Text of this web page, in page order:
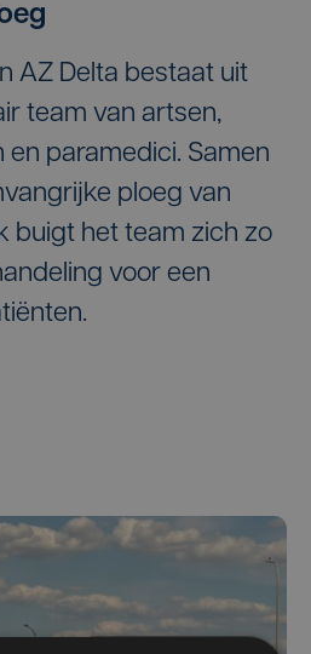
AZ Delta bestaat uit
team van artsen,
paramedici. Samen
ploeg van
buigt het team zich zo
voor een